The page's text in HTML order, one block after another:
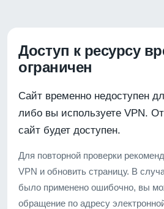
Доступ к ресурсу
ограничен
Сайт временно недоступен
либо вы используете VPN.
сайт будет доступен.
Для повторной проверки
VPN и обновить страницу. В
было применено ошибочно, вы
обращение по адресу